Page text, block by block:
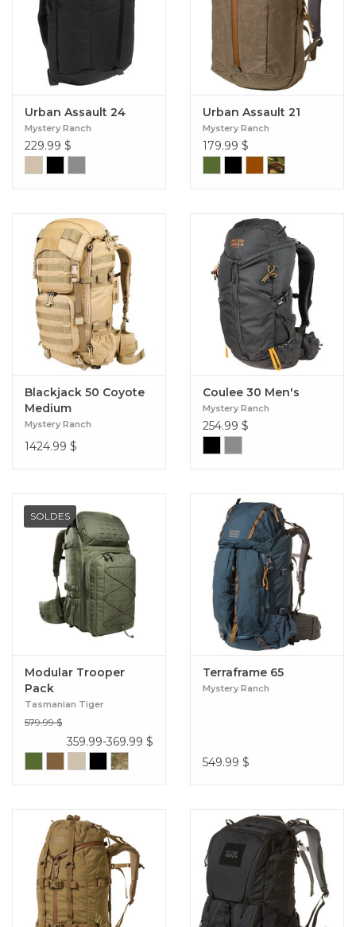
Urban Assault 24
Mystery Ranch
229.99 $
Urban Assault 21
Mystery Ranch
179.99 $
Blackjack 50 Coyote
Medium
Mystery Ranch
1424.99 $
Coulee 30 Men's
Mystery Ranch
254.99 $
SOLDES
Modular Trooper
Pack
Tasmanian Tiger
579.99 $
359.99-369.99 $
Terraframe 65
Mystery Ranch
549.99 $